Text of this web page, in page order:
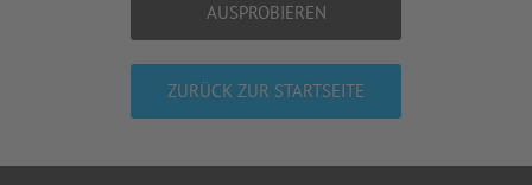
AUSPROBIEREN
ZURÜCK ZUR STARTSEITE